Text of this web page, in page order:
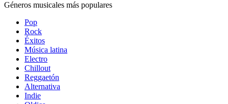
Géneros musicales más populares
Pop
Rock
Éxitos
Música latina
Electro
Chillout
Reggaetón
Alternativa
Indie